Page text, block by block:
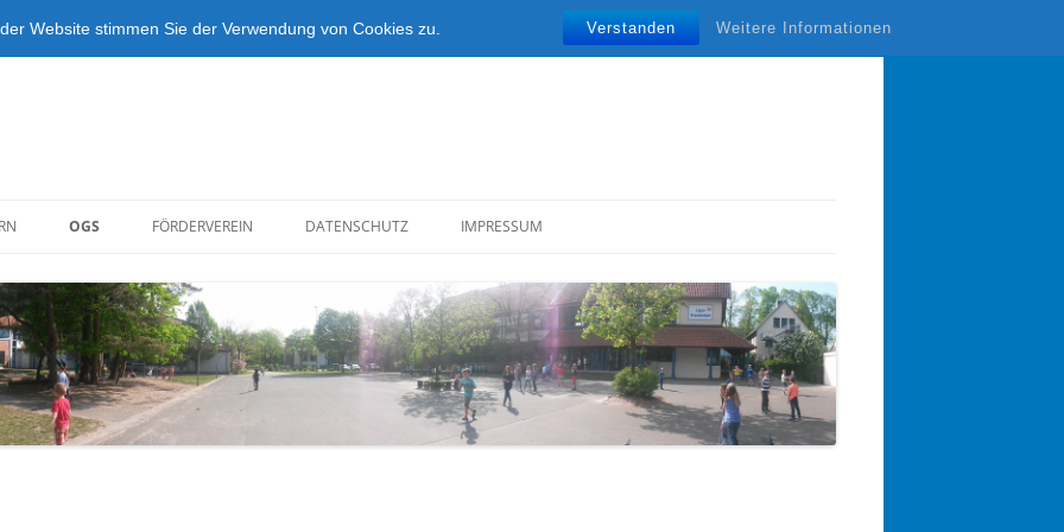
Website stimmen Sie der Verwendung von Cookies zu. Verstanden Weitere Informationen
DER LIPPE-
ÖFFNUNGSZEITEN
OGS
OGS-ABC – ALLE INFOS
DAS OGS-KONZEPT
FÖRDERVEREIN
BEITRITTSERKLÄRUNG
FLYER FÖRDERVEREIN
DATENSCHUTZ IMPRESSUM